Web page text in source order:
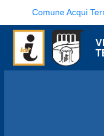
Comune Acqui